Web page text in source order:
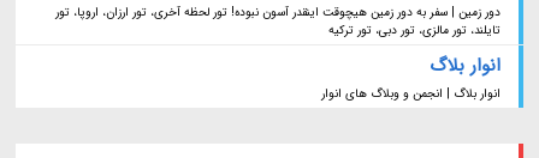
دور زمین | سفر به دور زمین هیچوقت اینقدر آسون نبوده! تور لحظه آخری، تور ارزان، اروپا، تور
تایلند، تور مالزی، تور دبی، تور ترکیه
انوار بلاگ
انوار بلاگ | انجمن و وبلاگ های انوار